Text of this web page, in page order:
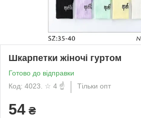
Шкарпетки жіночі гуртом
Готово до відправки
Код: 4023. ☆ 4 ☝
Тільки опт
54 ₴